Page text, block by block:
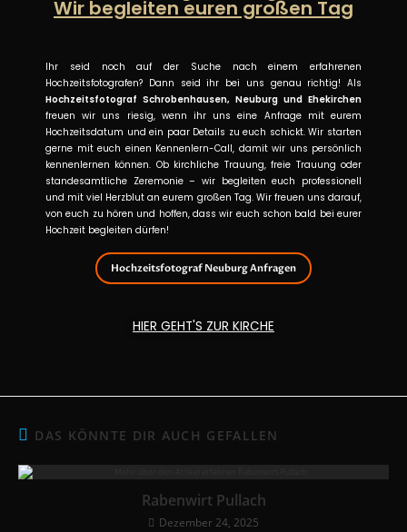
Wir begleiten euren großen Tag
Ihr seid noch auf der Suche nach einem erfahrenen
Hochzeitsfotografen? Dann seid ihr bei uns genau richtig! Als
Hochzeitsfotograf Schrobenhausen, Neuburg und Ehekirchen
freuen wir uns riesig, wenn ihr uns eine Anfrage mit eurem
Hochzeitsdatum und ein paar Details zu euch schickt. Wir starten
gerne mit euch einen Kennenlern-Call, damit wir uns persönlich
kennenlernen können. Ob kirchliche Trauung, freie Trauung oder
standesamtliche Zeremonie – wir begleiten euch professionell
und mit viel Herzblut an eurem großen Tag. Wir freuen uns darauf,
von euch zu hören und hoffen, dass wir euch schon bald bei eurer
Hochzeit begleiten dürfen!
Hochzeitsfotograf Neuburg Anfragen
HIER GEHT'S ZUR KIRCHE
DAS KÖNNTE DIR AUCH GEFALLEN
Rabenwirt Pullach
Dezember 24, 2025